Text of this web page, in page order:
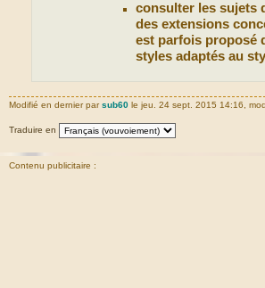
consulter les sujets
des extensions
est parfois proposé
styles adaptés au
Modifié en dernier parsub60 le jeu. 24 sept. 2015 14:16,
Traduire en
Contenu publicitaire :